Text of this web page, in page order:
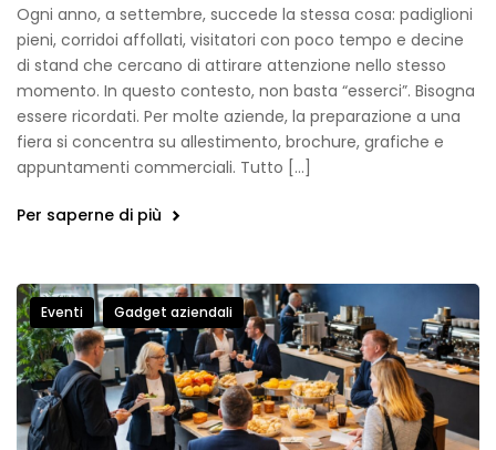
Ogni anno, a settembre, succede la stessa cosa: padiglioni
pieni, corridoi affollati, visitatori con poco tempo e decine
di stand che cercano di attirare attenzione nello stesso
momento. In questo contesto, non basta “esserci”. Bisogna
essere ricordati. Per molte aziende, la preparazione a una
fiera si concentra su allestimento, brochure, grafiche e
appuntamenti commerciali. Tutto […]
Per saperne di più
Eventi Gadget aziendali